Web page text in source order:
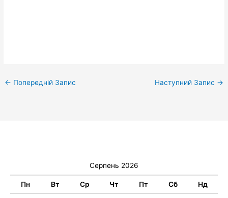
← Попередній Запис Наступний Запис →
Серпень 2026
Пн Вт Ср Чт Пт Сб Нд